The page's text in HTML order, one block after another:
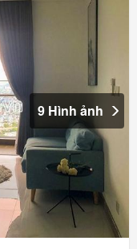
9 Hình ảnh